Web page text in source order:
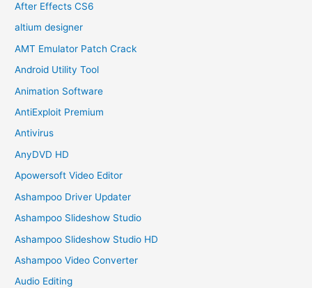
After Effects CS6
altium designer
AMT Emulator Patch Crack
Android Utility Tool
Animation Software
AntiExploit Premium
Antivirus
AnyDVD HD
Apowersoft Video Editor
Ashampoo Driver Updater
Ashampoo Slideshow Studio
Ashampoo Slideshow Studio HD
Ashampoo Video Converter
Audio Editing